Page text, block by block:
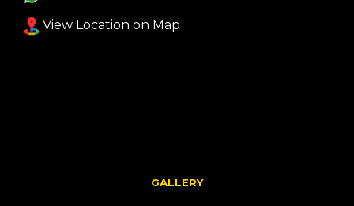
View Location on Map
GALLERY